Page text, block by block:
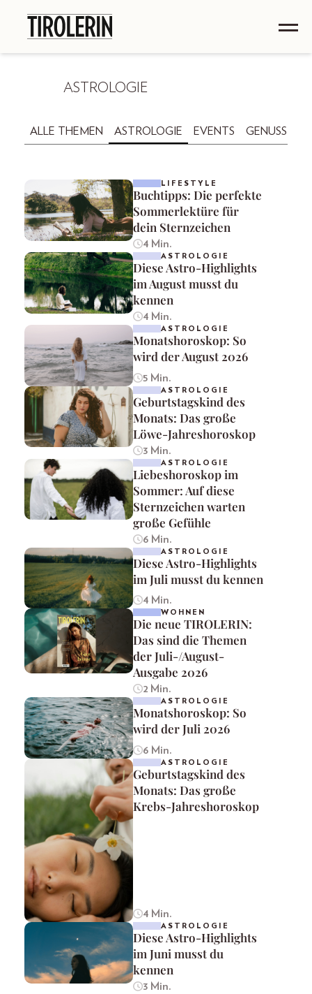
ASTROLOGIE
ALLE THEMEN ASTROLOGIE EVENTS GENUSS
LIFESTYLE
Buchtipps: Die perfekte
Sommerlektüre für
dein Sternzeichen
4 Min.
ASTROLOGIE
Diese Astro-Highlights
im August musst du
kennen
4 Min.
ASTROLOGIE
Monatshoroskop: So
wird der August 2026
5 Min.
ASTROLOGIE
Geburtstagskind des
Monats: Das große
Löwe-Jahreshoroskop
3 Min.
ASTROLOGIE
Liebeshoroskop im
Sommer: Auf diese
Sternzeichen warten
große Gefühle
6 Min.
ASTROLOGIE
Diese Astro-Highlights
im Juli musst du kennen
4 Min.
WOHNEN
Die neue TIROLERIN:
Das sind die Themen
der Juli-/August-
Ausgabe 2026
2 Min.
ASTROLOGIE
Monatshoroskop: So
wird der Juli 2026
6 Min.
ASTROLOGIE
Geburtstagskind des
Monats: Das große
Krebs-Jahreshoroskop
4 Min.
ASTROLOGIE
Diese Astro-Highlights
im Juni musst du
kennen
3 Min.